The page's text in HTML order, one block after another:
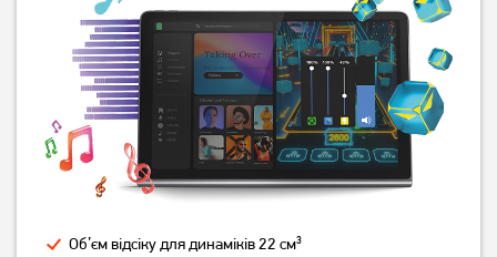
Планшет Blackview Active 8
Pro 8/256GB LTE Orange
15 089грн
12 939грн
Планшет Blackview Active 8
Pro 8/256GB LTE Orange
(Global) (No Adapter)
15 089грн
12 939грн
Об’єм відсіку для динаміків 22 см³